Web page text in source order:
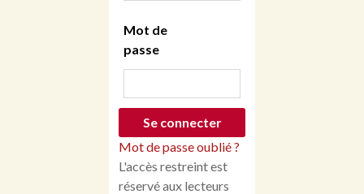
Mot de
passe
Mot de passe oublié ?
L'accès restreint est
réservé aux lecteurs